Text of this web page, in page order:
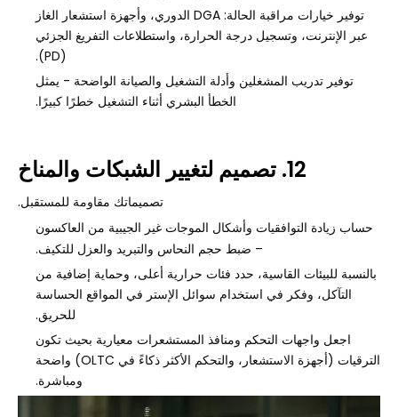
توفير خيارات مراقبة الحالة: DGA الدوري، وأجهزة استشعار الغاز
عبر الإنترنت، وتسجيل درجة الحرارة، واستطلاعات التفريغ الجزئي
(PD).
توفير تدريب المشغلين وأدلة التشغيل والصيانة الواضحة - يمثل
الخطأ البشري أثناء التشغيل خطرًا كبيرًا.
12. تصميم لتغيير الشبكات والمناخ
تصميماتك مقاومة للمستقبل.
حساب زيادة التوافقيات وأشكال الموجات غير الجيبية من العاكسون
– ضبط حجم النحاس والتبريد والعزل للتكيف.
بالنسبة للبيئات القاسية، حدد فئات حرارية أعلى، وحماية إضافية من
التآكل، وفكر في استخدام سوائل الإستر في المواقع الحساسة
للحريق.
اجعل واجهات التحكم ومنافذ المستشعرات معيارية بحيث تكون
الترقيات (أجهزة الاستشعار، والتحكم الأكثر ذكاءً في OLTC) واضحة
ومباشرة.